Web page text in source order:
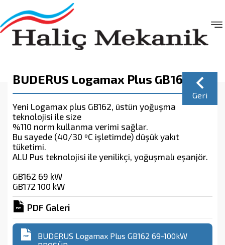
BUDERUS Logamax Plus GB162
Yeni Logamax plus GB162, üstün yoğuşma
teknolojisi ile size
%110 norm kullanma verimi sağlar.
Bu sayede (40/30 ºC işletimde) düşük yakıt
tüketimi.
ALU Pus teknolojisi ile yenilikçi, yoğuşmalı eşanjör.
GB162 69 kW
GB172 100 kW
PDF Galeri
BUDERUS Logamax Plus GB162 69-100kW
Geri